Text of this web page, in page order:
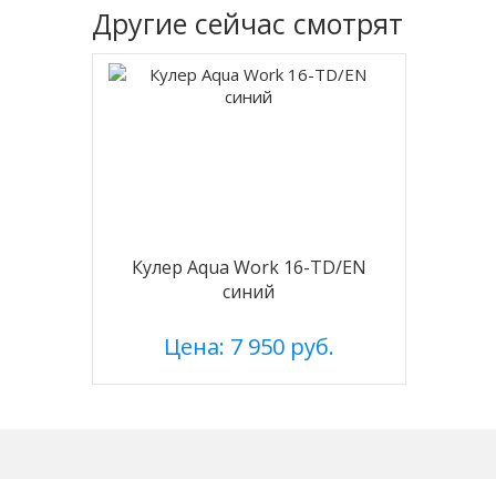
Другие сейчас смотрят
Кулер Aqua Work 16-TD/EN
синий
Цена: 7 950 руб.